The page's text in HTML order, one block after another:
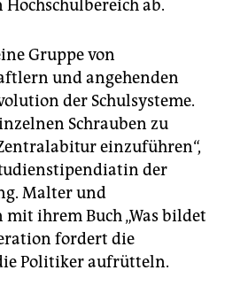
ab.
Gruppe von
und angehenden
der Schulsysteme.
Schrauben zu
einzuführen“,
der
Malter und
ihrem Buch „Was bildet
fordert die
Politiker aufrütteln.